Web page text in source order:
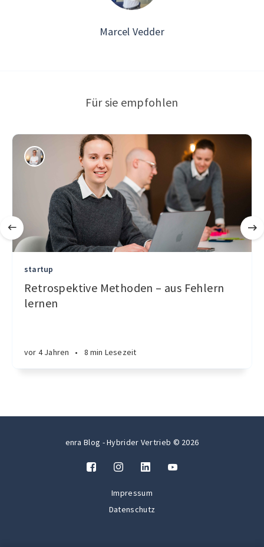
Marcel Vedder
Für sie empfohlen
startup
Retrospektive Methoden – aus Fehlern
lernen
vor 4 Jahren • 8 min Lesezeit
enra Blog - Hybrider Vertrieb © 2026
Impressum
Datenschutz